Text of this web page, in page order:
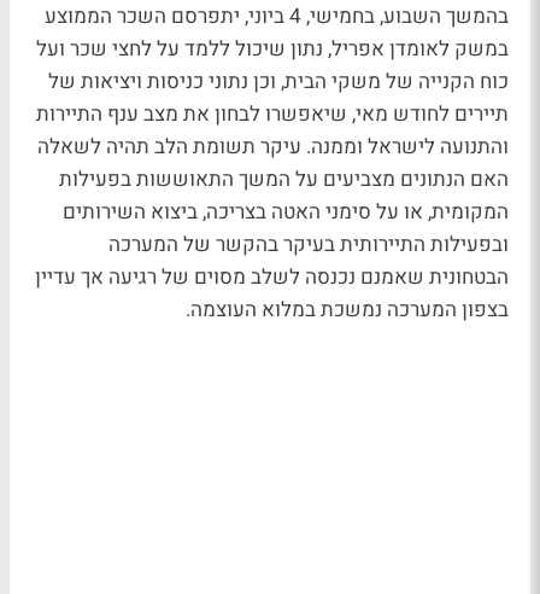
בהמשך השבוע, בחמישי, 4 ביוני, יתפרסם השכר הממוצע
במשק לאומדן אפריל, נתון שיכול ללמד על לחצי שכר ועל
כוח הקנייה של משקי הבית, וכן נתוני כניסות ויציאות של
תיירים לחודש מאי, שיאפשרו לבחון את מצב ענף התיירות
והתנועה לישראל וממנה. עיקר תשומת הלב תהיה לשאלה
האם הנתונים מצביעים על המשך התאוששות בפעילות
המקומית, או על סימני האטה בצריכה, ביצוא השירותים
ובפעילות התיירותית בעיקר בהקשר של המערכה
הבטחונית שאמנם נכנסה לשלב מסוים של רגיעה אך עדיין
בצפון המערכה נמשכת במלוא העוצמה.